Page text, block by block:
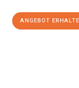
ANGEBOT